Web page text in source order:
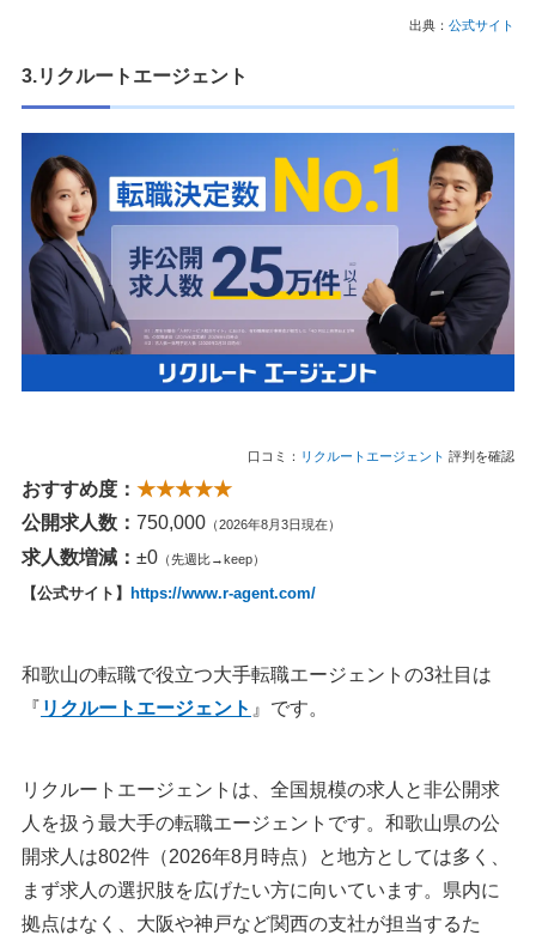
出典： 公式サイト
3.リクルートエージェント
口コミ： リクルートエージェント 評判を確認
おすすめ度： ★★★★★
公開求人数： 750,000 （2026年8月3日現在）
求人数増減： ±0 （先週比→keep）
【公式サイト】 https://www.r-agent.com/
和歌山の転職で役立つ大手転職エージェントの3社目は
『 リクルートエージェント 』です。
リクルートエージェントは、全国規模の求人と非公開求
人を扱う最大手の転職エージェントです。和歌山県の公
開求人は802件（2026年8月時点）と地方としては多く、
まず求人の選択肢を広げたい方に向いています。県内に
拠点はなく、大阪や神戸など関西の支社が担当するた